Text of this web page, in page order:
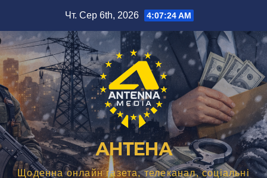
вмісту
Чт. Сер 6th, 2026 4:07:25 AM
АНТЕНА
Щоденна онлайн газета, телеканал, соціальні